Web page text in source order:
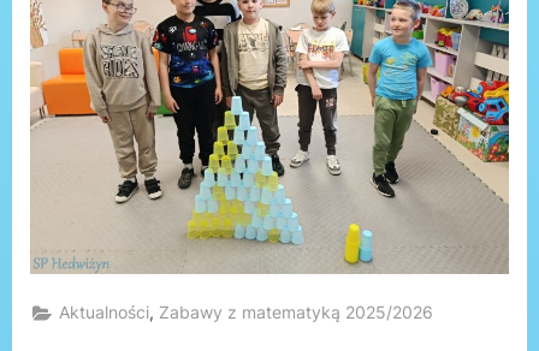
Aktualności, Zabawy z matematyką 2025/2026